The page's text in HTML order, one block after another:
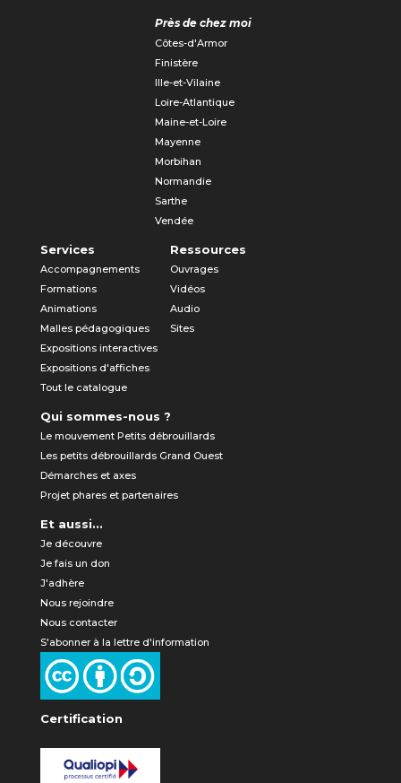
Près de chez moi
Côtes-d'Armor
Finistère
Ille-et-Vilaine
Loire-Atlantique
Maine-et-Loire
Mayenne
Morbihan
Normandie
Sarthe
Vendée
Services
Accompagnements
Formations
Animations
Malles pédagogiques
Expositions interactives
Expositions d'affiches
Tout le catalogue
Ressources
Ouvrages
Vidéos
Audio
Sites
Qui sommes-nous ?
Le mouvement Petits débrouillards
Les petits débrouillards Grand Ouest
Démarches et axes
Projet phares et partenaires
Et aussi...
Je découvre
Je fais un don
J'adhère
Nous rejoindre
Nous contacter
S'abonner à la lettre d'information
Certification